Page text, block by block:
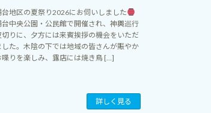
台地区の夏祭り2026にお伺いしました
台中央公園・公民館で開催され、神輿巡行
切りに、夕方には来賓挨拶の機会をいただ
した。木陰の下では地域の皆さんが賑やか
喋りを楽しみ、露店には焼き鳥 […]
詳しく見る